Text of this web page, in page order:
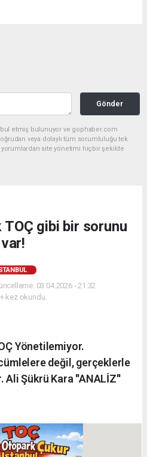
Gönder
etmiş bulunuyor ve gophaber.com
veya dolaylı tüm sorumluluğu tek
yorumlardan site yönetimi hiçbir şekilde
TOÇ gibi bir sorunu
var!
03.04.2026 - 21:32
kez okundu.
Yönetilemiyor.
değil, gerçeklerle
Ali Şükrü Kara ''ANALİZ''